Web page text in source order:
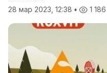
28 мар 2023, 12:38 • 1 186